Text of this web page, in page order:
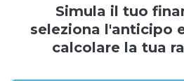
Simula il tuo
seleziona l'anticipo
calcolare la tua